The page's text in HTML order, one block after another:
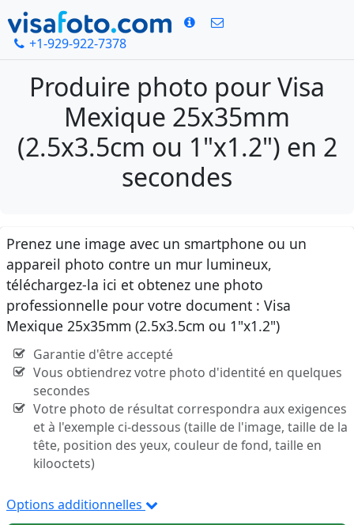
+1-929-922-7378
Produire photo pour Visa
Mexique 25x35mm
(2.5x3.5cm ou 1"x1.2") en 2
secondes
Prenez une image avec un smartphone ou un
appareil photo contre un mur lumineux,
téléchargez-la ici et obtenez une photo
professionnelle pour votre document : Visa
Mexique 25x35mm (2.5x3.5cm ou 1"x1.2")
Garantie d'être accepté
Vous obtiendrez votre photo d'identité en quelques
secondes
Votre photo de résultat correspondra aux exigences
et à l'exemple ci-dessous (taille de l'image, taille de la
tête, position des yeux, couleur de fond, taille en
kilooctets)
Options additionnelles